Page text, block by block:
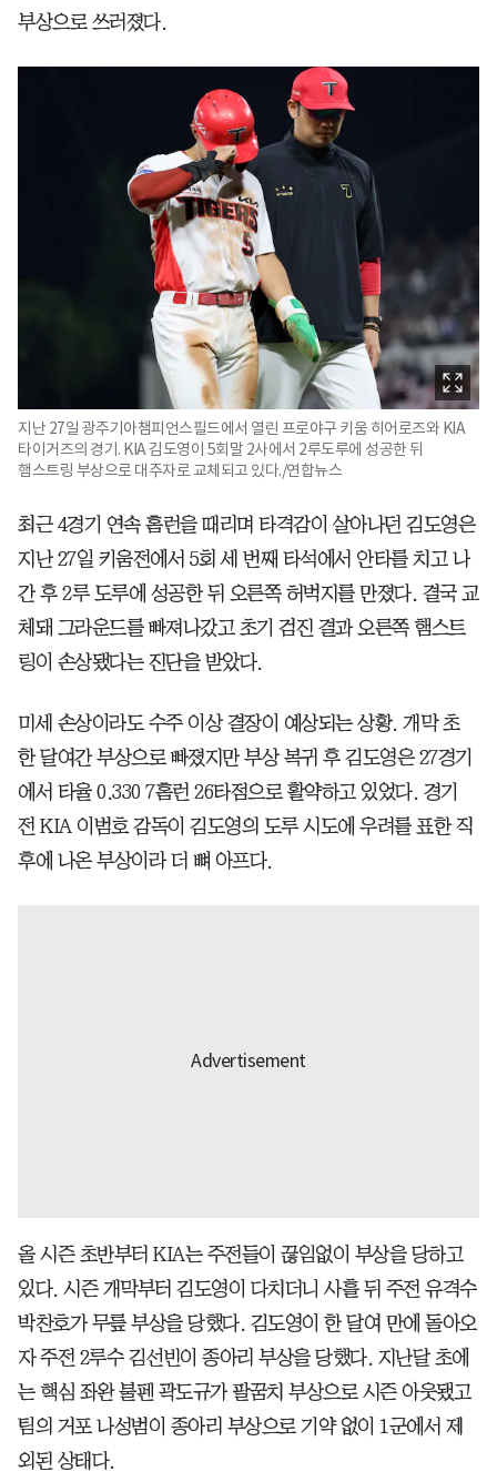
부상으로 쓰러졌다.
지난 27일 광주기아챔피언스필드에서 열린 프로야구 키움 히어로즈와 KIA
타이거즈의 경기. KIA 김도영이 5회말 2사에서 2루도루에 성공한 뒤
햄스트링 부상으로 대주자로 교체되고 있다./연합뉴스
최근 4경기 연속 홈런을 때리며 타격감이 살아나던 김도영은
지난 27일 키움전에서 5회 세 번째 타석에서 안타를 치고 나
간 후 2루 도루에 성공한 뒤 오른쪽 허벅지를 만졌다. 결국 교
체돼 그라운드를 빠져나갔고 초기 검진 결과 오른쪽 햄스트
링이 손상됐다는 진단을 받았다.
미세 손상이라도 수주 이상 결장이 예상되는 상황. 개막 초
한 달여간 부상으로 빠졌지만 부상 복귀 후 김도영은 27경기
에서 타율 0.330 7홈런 26타점으로 활약하고 있었다. 경기
전 KIA 이범호 감독이 김도영의 도루 시도에 우려를 표한 직
후에 나온 부상이라 더 뼈 아프다.
올 시즌 초반부터 KIA는 주전들이 끊임없이 부상을 당하고
있다. 시즌 개막부터 김도영이 다치더니 사흘 뒤 주전 유격수
박찬호가 무릎 부상을 당했다. 김도영이 한 달여 만에 돌아오
자 주전 2루수 김선빈이 종아리 부상을 당했다. 지난달 초에
는 핵심 좌완 불펜 곽도규가 팔꿈치 부상으로 시즌 아웃됐고
팀의 거포 나성범이 종아리 부상으로 기약 없이 1군에서 제
외된 상태다.